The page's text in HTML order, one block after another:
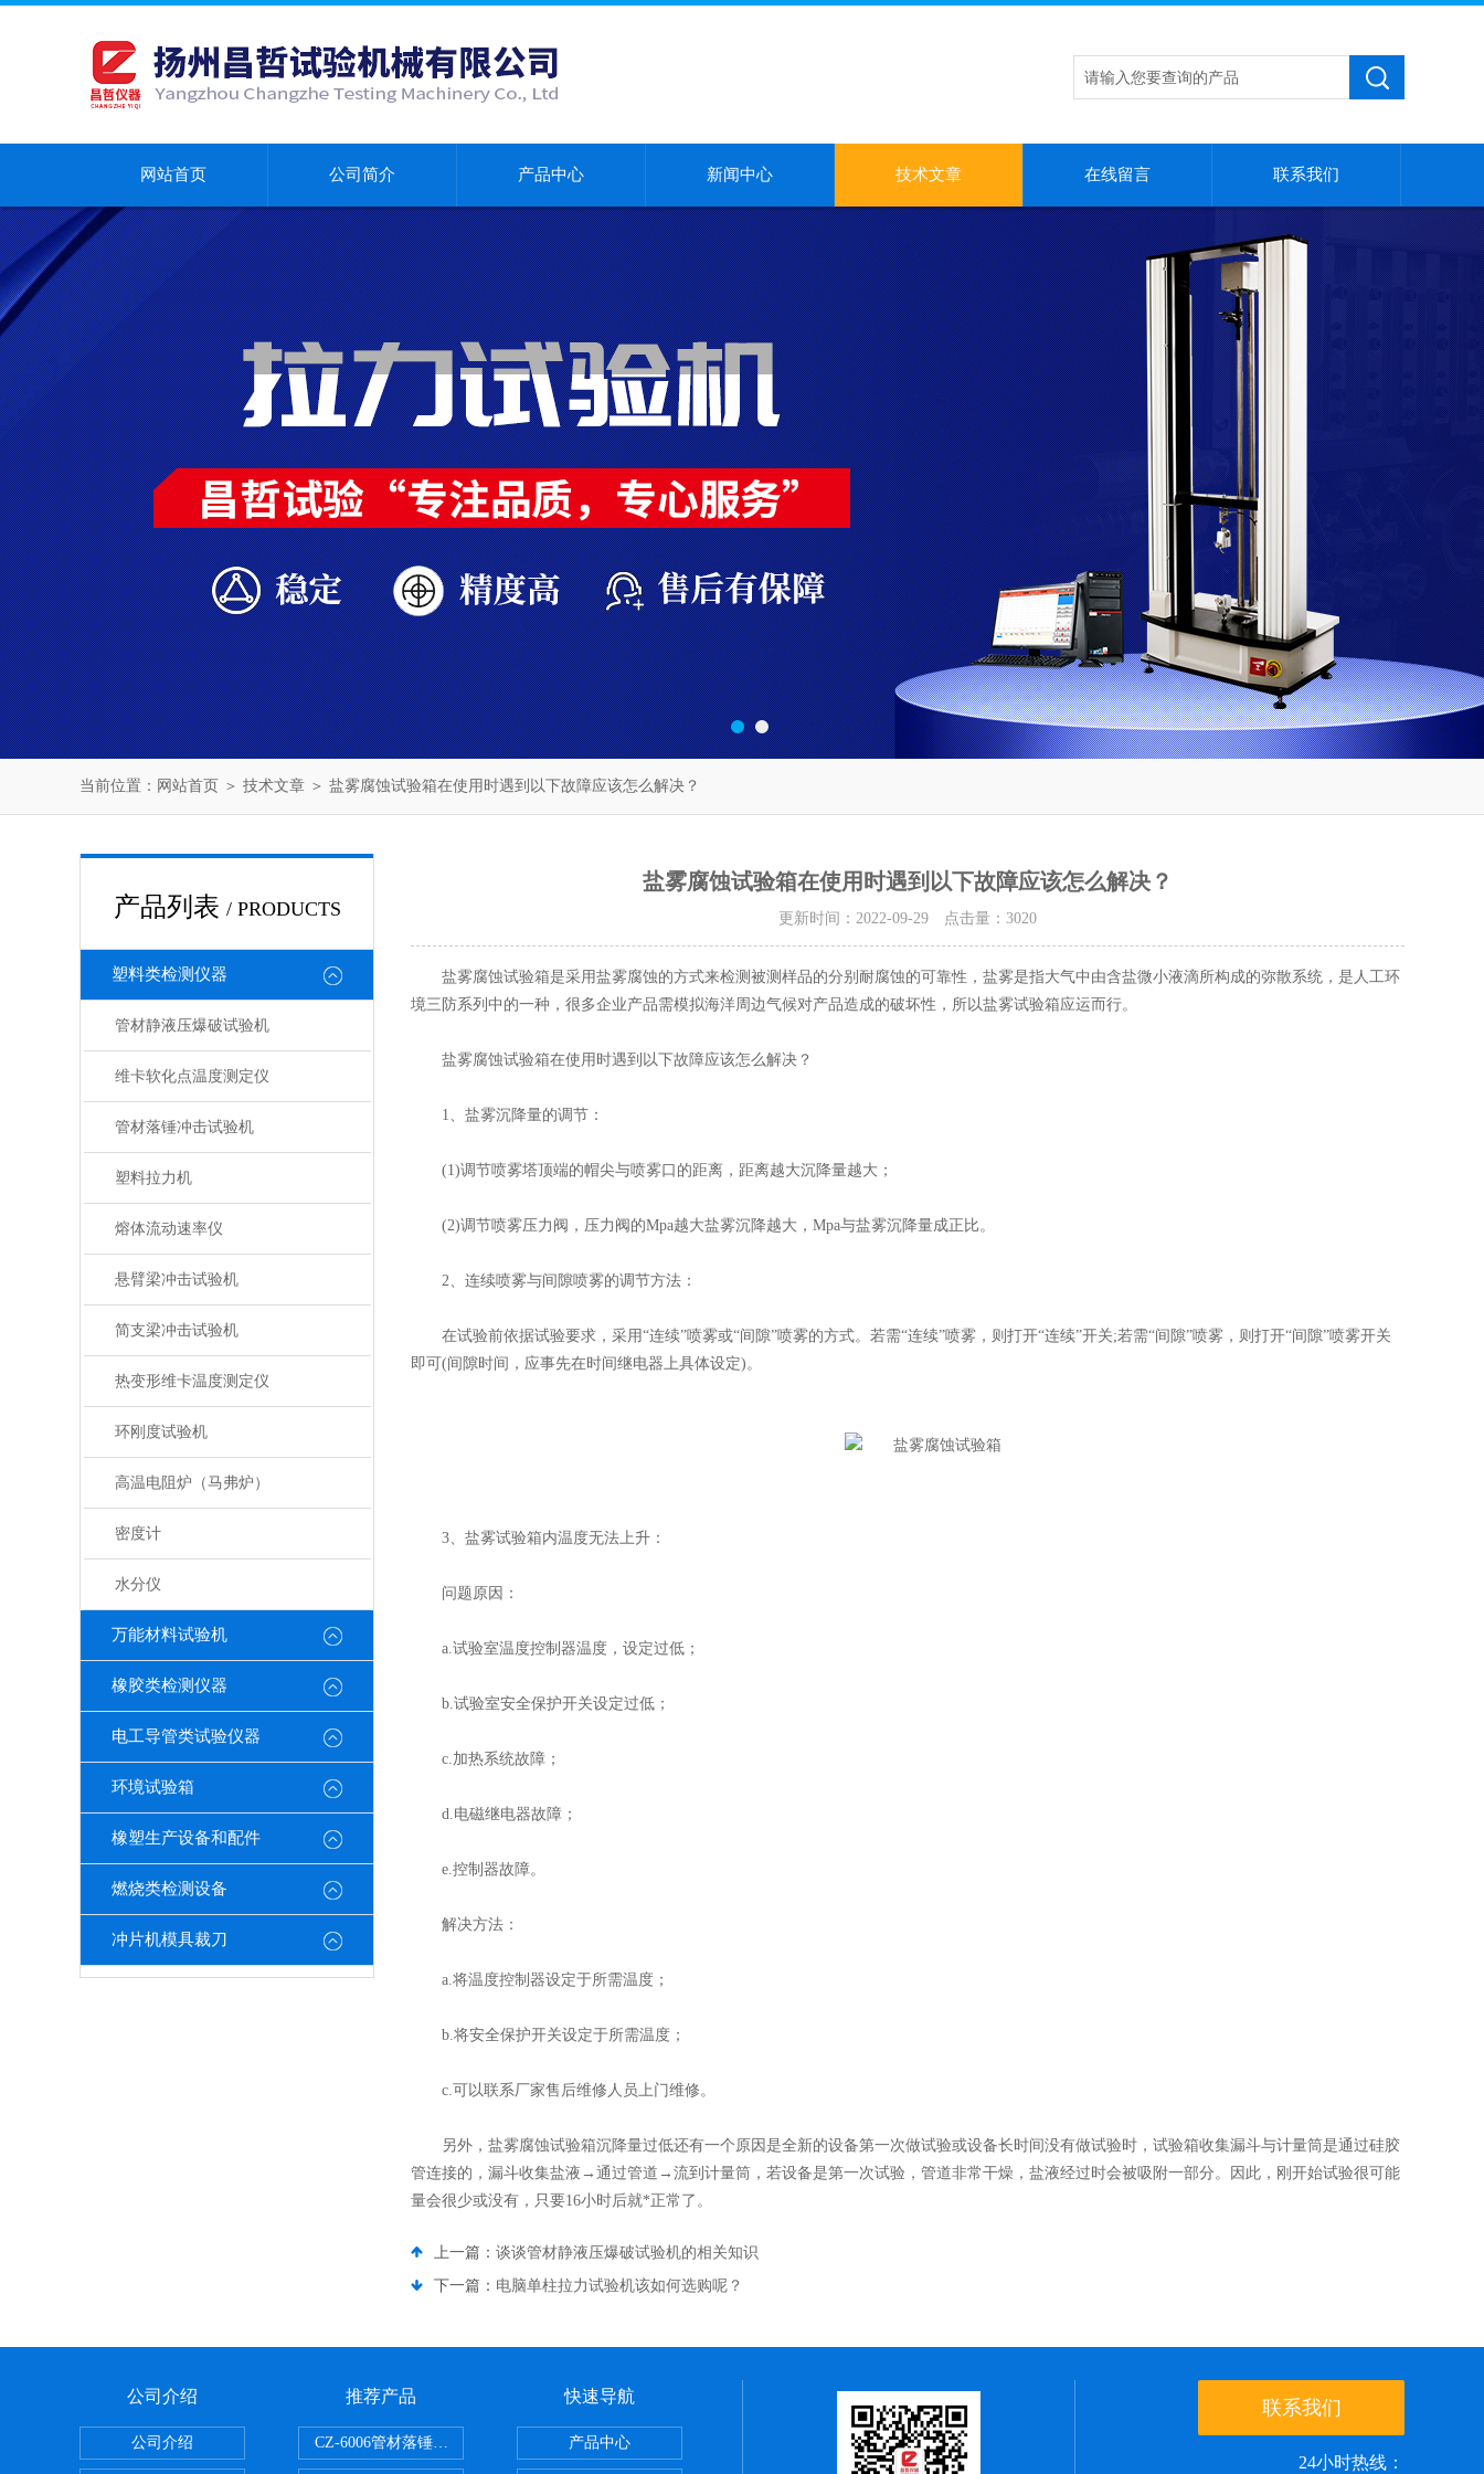
网站首页 公司简介 产品中心 新闻中心 技术文章 在线留言 联系我们
当前位置： 网站首页 ＞ 技术文章 ＞ 盐雾腐蚀试验箱在使用时遇到以下故障应该怎么解决？
产品列表 / PRODUCTS
塑料类检测仪器
管材静液压爆破试验机
维卡软化点温度测定仪
管材落锤冲击试验机
塑料拉力机
熔体流动速率仪
悬臂梁冲击试验机
简支梁冲击试验机
热变形维卡温度测定仪
环刚度试验机
高温电阻炉（马弗炉）
密度计
水分仪
万能材料试验机
橡胶类检测仪器
电工导管类试验仪器
环境试验箱
橡塑生产设备和配件
燃烧类检测设备
冲片机模具裁刀
盐雾腐蚀试验箱在使用时遇到以下故障应该怎么解决？
更新时间：2022-09-29 点击量： 3020
盐雾腐蚀试验箱是采用盐雾腐蚀的方式来检测被测样品的分别耐腐蚀的可靠性，盐雾是指大气中由含盐微小液滴所构成的弥散系统，是人工环
境三防系列中的一种，很多企业产品需模拟海洋周边气候对产品造成的破坏性，所以盐雾试验箱应运而行。
盐雾腐蚀试验箱在使用时遇到以下故障应该怎么解决？
1、盐雾沉降量的调节：
(1)调节喷雾塔顶端的帽尖与喷雾口的距离，距离越大沉降量越大；
(2)调节喷雾压力阀，压力阀的Mpa越大盐雾沉降越大，Mpa与盐雾沉降量成正比。
2、连续喷雾与间隙喷雾的调节方法：
在试验前依据试验要求，采用“连续”喷雾或“间隙”喷雾的方式。若需“连续”喷雾，则打开“连续”开关;若需“间隙”喷雾，则打开“间隙”喷雾开关
即可(间隙时间，应事先在时间继电器上具体设定)。
3、盐雾试验箱内温度无法上升：
问题原因：
a.试验室温度控制器温度，设定过低；
b.试验室安全保护开关设定过低；
c.加热系统故障；
d.电磁继电器故障；
e.控制器故障。
解决方法：
a.将温度控制器设定于所需温度；
b.将安全保护开关设定于所需温度；
c.可以联系厂家售后维修人员上门维修。
另外，盐雾腐蚀试验箱沉降量过低还有一个原因是全新的设备第一次做试验或设备长时间没有做试验时，试验箱收集漏斗与计量筒是通过硅胶
管连接的，漏斗收集盐液→通过管道→流到计量筒，若设备是第一次试验，管道非常干燥，盐液经过时会被吸附一部分。因此，刚开始试验很可能
量会很少或没有，只要16小时后就*正常了。
上一篇： 谈谈管材静液压爆破试验机的相关知识
下一篇： 电脑单柱拉力试验机该如何选购呢？
公司介绍
公司介绍
推荐产品
CZ-6006管材落锤冲击试验机
快速导航
产品中心
联系我们
24小时热线：